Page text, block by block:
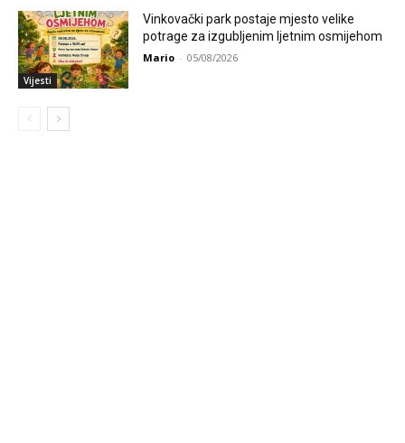
Vijesti
Vinkovački park postaje mjesto velike
potrage za izgubljenim ljetnim osmijehom
Mario - 05/08/2026